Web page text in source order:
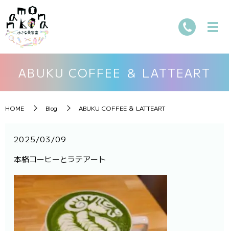
ABUKU COFFEE ＆ LATTEART
HOME Blog ABUKU COFFEE ＆ LATTEART
2025/03/09
本格コーヒーとラテアート